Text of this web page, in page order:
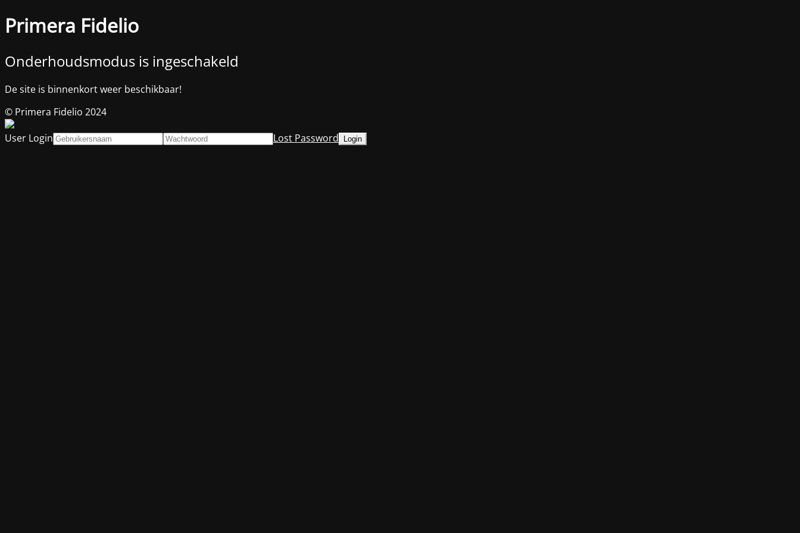
Primera Fidelio
Onderhoudsmodus is ingeschakeld
De site is binnenkort weer beschikbaar!
© Primera Fidelio 2024
User Login
Lost Password